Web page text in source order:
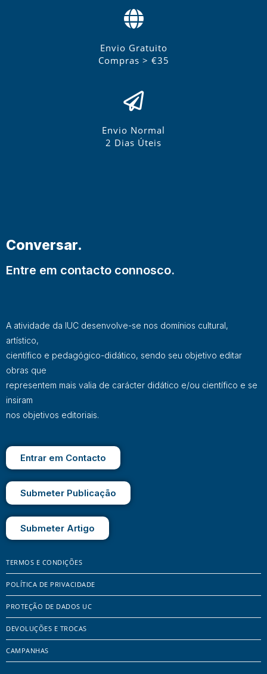
Envio Gratuito
Compras > €35
Envio Normal
2 Dias Úteis
Conversar.
Entre em contacto connosco.
A atividade da IUC desenvolve-se nos domínios cultural,
artístico,
científico e pedagógico-didático, sendo seu objetivo editar
obras que
representem mais valia de carácter didático e/ou científico e se
insiram
nos objetivos editoriais.
Entrar em Contacto
Submeter Publicação
Submeter Artigo
TERMOS E CONDIÇÕES
POLÍTICA DE PRIVACIDADE
PROTEÇÃO DE DADOS UC
DEVOLUÇÕES E TROCAS
CAMPANHAS